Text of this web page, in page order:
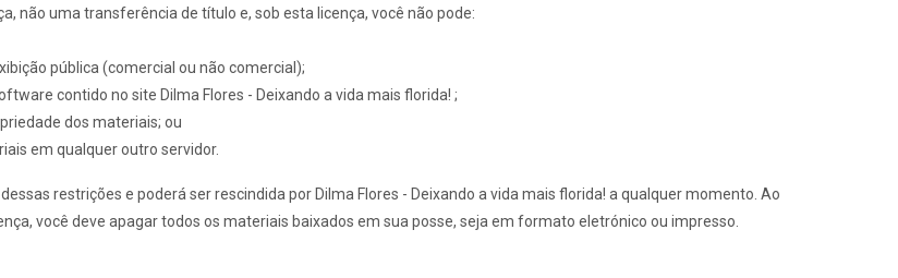
não uma transferência de título e, sob esta licença, você não pode:
pública (comercial ou não comercial);
contido no site Dilma Flores - Deixando a vida mais florida! ;
dos materiais; ou
em qualquer outro servidor.
restrições e poderá ser rescindida por Dilma Flores - Deixando a vida mais florida! a qualquer momento. Ao
você deve apagar todos os materiais baixados em sua posse, seja em formato eletrónico ou impresso.